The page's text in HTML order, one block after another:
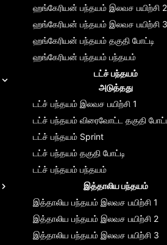
ஹங்கேரியன் பந்தயம் இலவச பயிற்சி 2
ஹங்கேரியன் பந்தயம் இலவச பயிற்சி 3
ஹங்கேரியன் பந்தயம் தகுதி போட்டி
ஹங்கேரியன் பந்தயம் பந்தயம்
டட்ச் பந்தயம்
அடுத்தது
டட்ச் பந்தயம் இலவச பயிற்சி 1
டட்ச் பந்தயம் விரைவோட்ட தகுதி
டட்ச் பந்தயம் Sprint
டட்ச் பந்தயம் தகுதி போட்டி
டட்ச் பந்தயம் பந்தயம்
இத்தாலிய பந்தயம்
இத்தாலிய பந்தயம் இலவச பயிற்சி 1
இத்தாலிய பந்தயம் இலவச பயிற்சி 2
இத்தாலிய பந்தயம் இலவச பயிற்சி 3